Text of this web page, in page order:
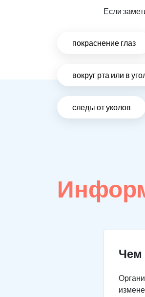
Если
покраснение глаз
вокруг рта или в
следы от уколов
Чем